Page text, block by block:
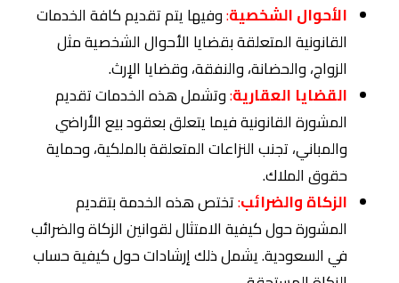
الأحوال الشخصية:وفيها يتم تقديم كافة الخدمات
القانونية المتعلقة بقضايا الأحوال الشخصية مثل
الزواج، والحضانة، والنفقة، وقضايا الإرث.
القضايا العقارية:وتشمل هذه الخدمات تقديم
المشورة القانونية فيما يتعلق بعقود بيع الأراضي
والمباني، تجنب النزاعات المتعلقة بالملكية، وحماية
حقوق الملاك.
الزكاة والضرائب:تختص هذه الخدمة بتقديم
المشورة حول كيفية الامتثال لقوانين الزكاة والضرائب
في السعودية. يشمل ذلك إرشادات حول كيفية حساب